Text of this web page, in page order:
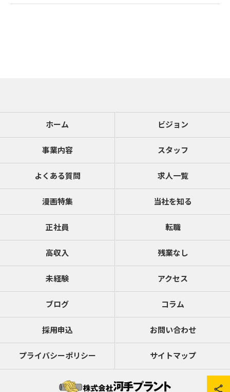
ホーム ビジョン
事業内容 スタッフ
よくある質問 求人一覧
漫画特集 当社を知る
正社員 転職
高収入 残業なし
未経験 アクセス
ブログ コラム
採用申込 お問い合わせ
プライバシーポリシー サイトマップ